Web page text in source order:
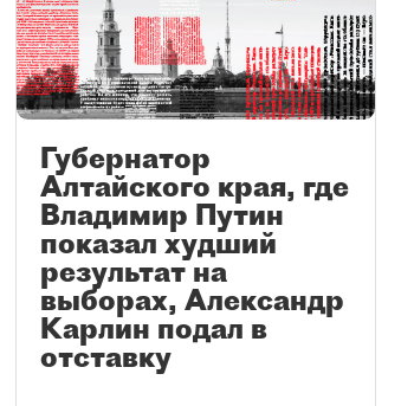
Губернатор
Алтайского края, где
Владимир Путин
показал худший
результат на
выборах, Александр
Карлин подал в
отставку